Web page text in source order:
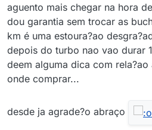
aguento mais chegar na hora
dou garantia sem trocar as
km é uma estoura?ao
depois do turbo nao vao durar
deem alguma dica com
onde comprar...
desde ja agrade?o abraço